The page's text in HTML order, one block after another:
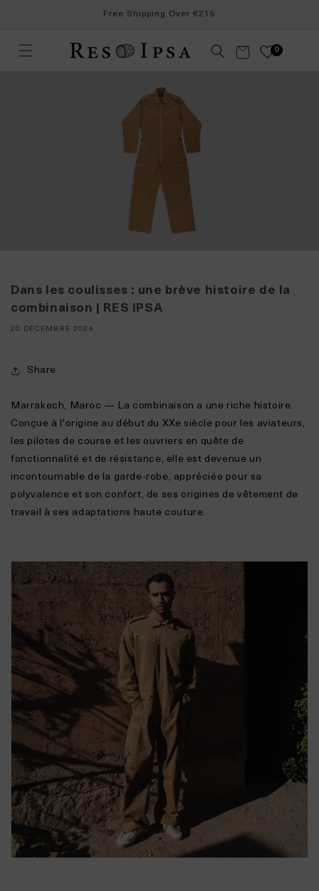
Free Shipping Over €215
Panier 0
Dans les coulisses : une brève histoire de la
combinaison | RES IPSA
20 DÉCEMBRE 2024
Share
Marrakech, Maroc — La combinaison a une riche histoire.
Conçue à l'origine au début du XXe siècle pour les aviateurs,
les pilotes de course et les ouvriers en quête de
fonctionnalité et de résistance, elle est devenue un
incontournable de la garde-robe, appréciée pour sa
polyvalence et son confort, de ses origines de vêtement de
travail à ses adaptations haute couture.